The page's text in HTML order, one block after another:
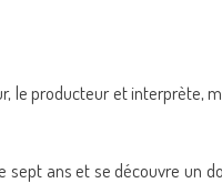
le producteur et interprète,
sept ans et se découvre un